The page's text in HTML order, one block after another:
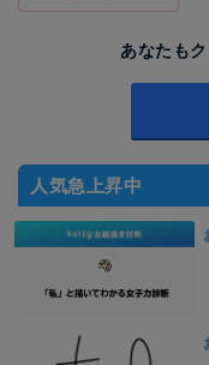
あなたも
人気急上昇中